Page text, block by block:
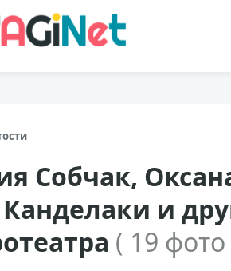
Собчак,
и
( 19 фото